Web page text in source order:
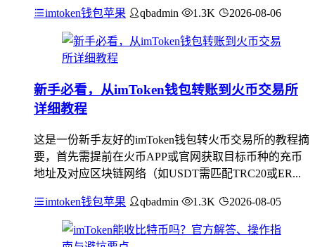
imtoken钱包苹果 qbadmin 1.3K 2026-08-06
新手必看，从imToken钱包转账到火币交易所
详细教程
这是一份新手友好的imToken钱包转火币交易所的教程摘
要，首先需提前在火币APP或官网获取目标币种的充币
地址及对应区块链网络（如USDT需匹配TRC20或ER...
imtoken钱包苹果 qbadmin 1.3K 2026-08-05